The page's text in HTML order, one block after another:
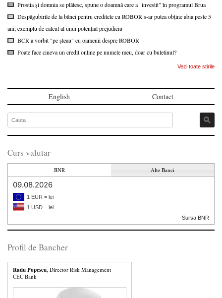
Prostia și domnia se plătesc, spune o doamnă care a "investit" în programul Brua
Despăgubirile de la bănci pentru creditele cu ROBOR s-ar putea obține abia peste 5
ani; exemplu de calcul al unui potențial prejudiciu
BCR a vorbit "pe șleau" cu oamenii despre ROBOR
Poate face cineva un credit online pe numele meu, doar cu buletinul?
Vezi toate stirile
English Contact
Curs valutar
BNR Alte Banci
09.08.2026
1 EUR = lei
1 USD = lei
Sursa BNR
Profil de Bancher
Radu Popescu, Director Risk Management
CEC Bank